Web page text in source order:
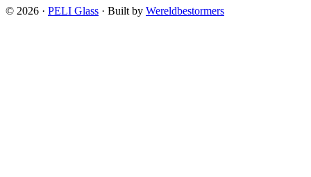
© 2026 · PELI Glass · Built by Wereldbestormers